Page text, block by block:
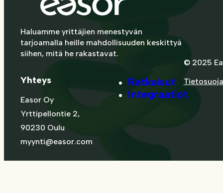
Haluamme yrittäjien menestyvän
tarjoamalla heille mahdollisuuden keskittyä
siihen, mitä he rakastavat.
Yhteys
Easor Oy
Yrttipellontie 2,
90230 Oulu
myynti@easor.com
Ratkaisut
Integraatiot
© 2025